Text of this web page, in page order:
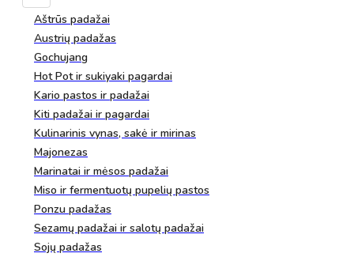
Aštrūs padažai
Austrių padažas
Gochujang
Hot Pot ir sukiyaki pagardai
Kario pastos ir padažai
Kiti padažai ir pagardai
Kulinarinis vynas, sakė ir mirinas
Majonezas
Marinatai ir mėsos padažai
Miso ir fermentuotų pupelių pastos
Ponzu padažas
Sezamų padažai ir salotų padažai
Sojų padažas